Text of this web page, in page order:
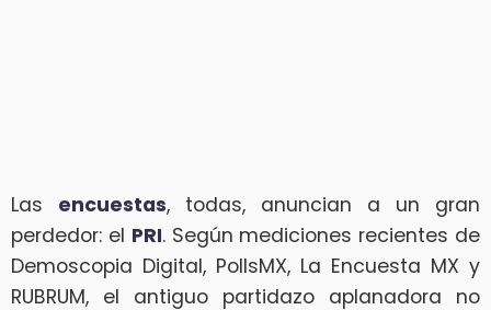
Las encuestas, todas, anuncian a un gran
perdedor: el PRI. Según mediciones recientes de
Demoscopia Digital, PollsMX, La Encuesta MX y
RUBRUM, el antiguo partidazo aplanadora no